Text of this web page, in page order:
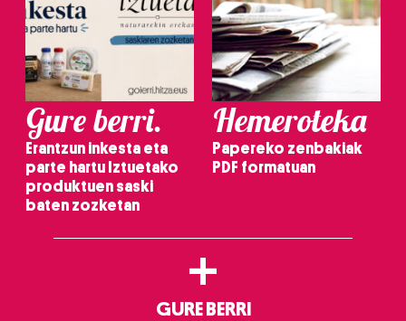
Gure berri.
Erantzun inkesta eta
parte hartu Iztuetako
produktuen saski
baten zozketan
Hemeroteka
Papereko zenbakiak
PDF formatuan
+
GURE BERRI